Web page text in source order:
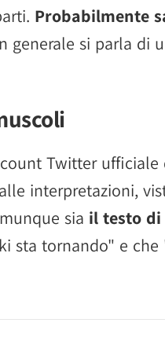
Probabilmente
generale si parla di
Twitter
interpretazioni,
sia il testo
sta tornando" e